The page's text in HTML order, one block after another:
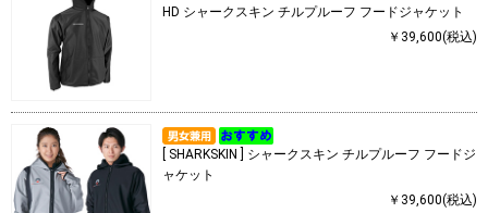
HD シャークスキン チルプルーフ フードジャケット
￥39,600(税込)
[ SHARKSKIN ] シャークスキン チルプルーフ フードジ
ャケット
￥39,600(税込)